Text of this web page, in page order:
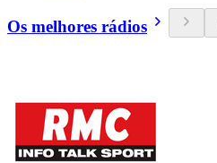
Os melhores rádios